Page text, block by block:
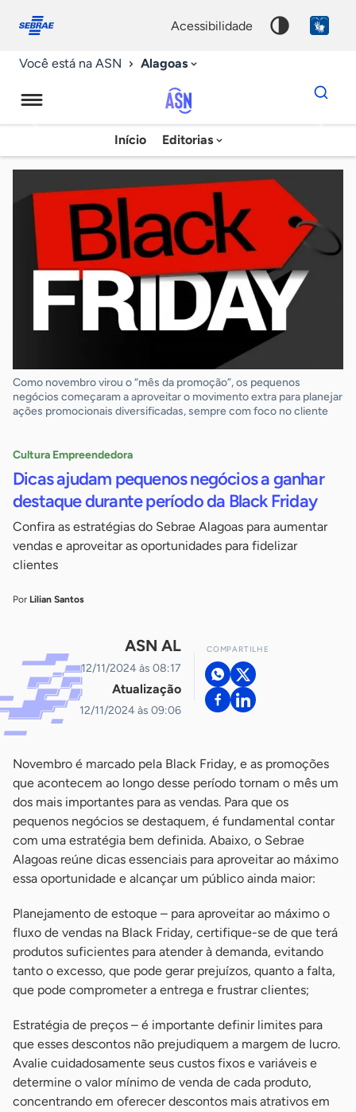
conosco
acessibilidade
Você está na ASN Alagoas
Agência
Sebrae
de
Notícias
Início Editorias
Dados
para
chave
Como novembro virou o “mês da promoção”, os pequenos
negócios começaram a aproveitar o movimento extra para planejar
ações promocionais diversificadas, sempre com foco no cliente
Cultura Empreendedora
Dicas ajudam pequenos negócios a ganhar
destaque durante período da Black Friday
Confira as estratégias do Sebrae Alagoas para aumentar
vendas e aproveitar as oportunidades para fidelizar
clientes
Por Lilian Santos
ASN AL
12/11/2024 às 08:17
Atualização
12/11/2024 às 09:06
COMPARTILHE
Novembro é marcado pela Black Friday, e as promoções
que acontecem ao longo desse período tornam o mês um
dos mais importantes para as vendas. Para que os
pequenos negócios se destaquem, é fundamental contar
com uma estratégia bem definida. Abaixo, o Sebrae
Alagoas reúne dicas essenciais para aproveitar ao máximo
essa oportunidade e alcançar um público ainda maior:
Planejamento de estoque – para aproveitar ao máximo o
fluxo de vendas na Black Friday, certifique-se de que terá
produtos suficientes para atender à demanda, evitando
tanto o excesso, que pode gerar prejuízos, quanto a falta,
que pode comprometer a entrega e frustrar clientes;
Estratégia de preços – é importante definir limites para
que esses descontos não prejudiquem a margem de lucro.
Avalie cuidadosamente seus custos fixos e variáveis e
determine o valor mínimo de venda de cada produto,
concentrando em oferecer descontos mais atrativos em